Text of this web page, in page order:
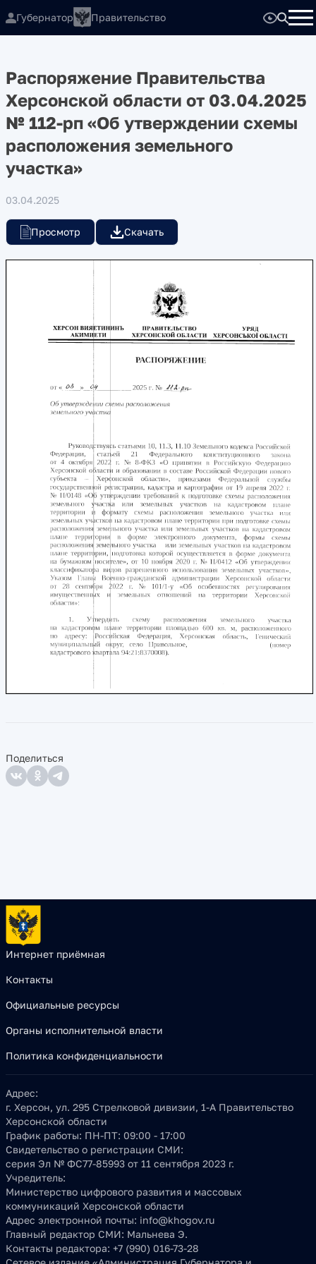
Губернатор Правительство
Распоряжение Правительства
Херсонской области от 03.04.2025
№ 112-рп «Об утверждении схемы
расположения земельного
участка»
03.04.2025
Просмотр Скачать
Поделиться
Интернет приёмная
Контакты
Официальные ресурсы
Органы исполнительной власти
Политика конфиденциальности
Адрес:
г. Херсон, ул. 295 Стрелковой дивизии, 1-А Правительство
Херсонской области
График работы: ПН-ПТ: 09:00 - 17:00
Свидетельство о регистрации СМИ:
серия Эл № ФС77-85993 от 11 сентября 2023 г.
Учредитель:
Министерство цифрового развития и массовых
коммуникаций Херсонской области
Адрес электронной почты: info@khogov.ru
Главный редактор СМИ: Мальнева Э.
Контакты редактора: +7 (990) 016-73-28